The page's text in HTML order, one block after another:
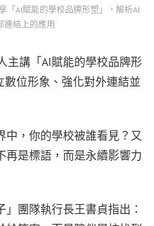
「AI賦能的學校品牌形塑」，解析AI
連結上的應用
主講「AI賦能的學校品牌形
位形象、強化對外連結並
中，你的學校被誰看見？又
再是標語，而是永續影響力
團隊執行長王書貞指出：